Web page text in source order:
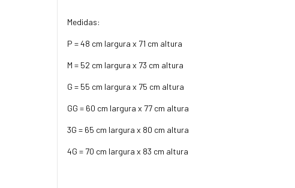
Medidas:
P = 48 cm largura x 71 cm altura
M = 52 cm largura x 73 cm altura
G = 55 cm largura x 75 cm altura
GG = 60 cm largura x 77 cm altura
3G = 65 cm largura x 80 cm altura
4G = 70 cm largura x 83 cm altura